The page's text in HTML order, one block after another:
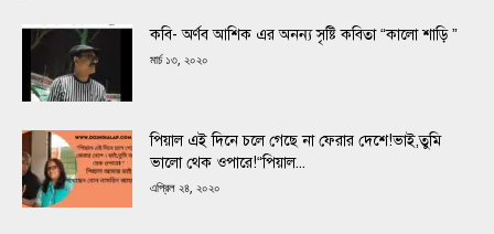
কবি- অর্ণব আশিক এর অনন্য সৃষ্টি কবিতা “কালো শাড়ি ”
মার্চ ১৩, ২০২০
পিয়াল এই দিনে চলে গেছে না ফেরার দেশে!ভাই,তুমি
ভালো থেক ওপারে!“পিয়াল...
এপ্রিল ২৪, ২০২০